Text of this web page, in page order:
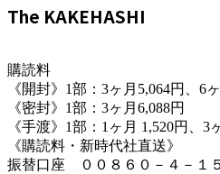
The KAKEHASHI
購読料
《開封》1部：3ヶ月5,064円、
《密封》1部：3ヶ月6,088円
《手渡》1部：1ヶ月 1,520円、3
《購読料・新時代社直送》
振替口座 ００８６０－４－１